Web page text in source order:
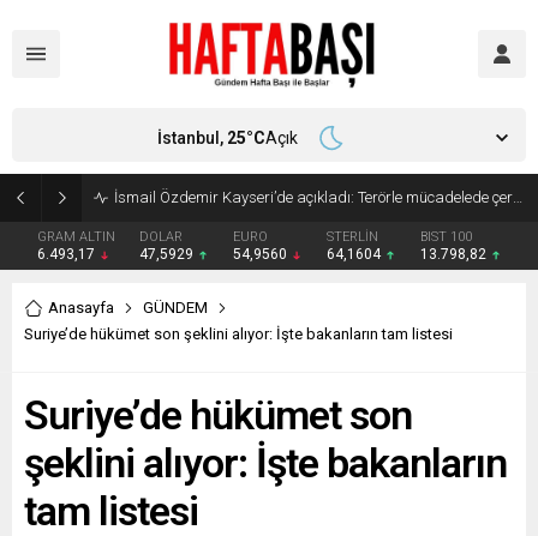
Süleyman Soylu ‘çok korktum’ deyip ilk kez açıkladı: En büyük tehdit dışarısıdır!
GRAM ALTIN
6.493,17
DOLAR
47,5929
EURO
54,9560
STERLİN
64,1604
BIST 100
13.798,82
İstanbul, 25°CAçık
Anasayfa
GÜNDEM
Suriye’de hükümet son şeklini alıyor: İşte bakanların tam listesi
Suriye’de hükümet son
şeklini alıyor: İşte bakanların
tam listesi